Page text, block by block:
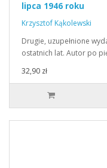
lipca 1946 roku
Krzysztof Kąkolewski
Drugie, uzupełnione
ostatnich lat. Autor po
32,90 zł